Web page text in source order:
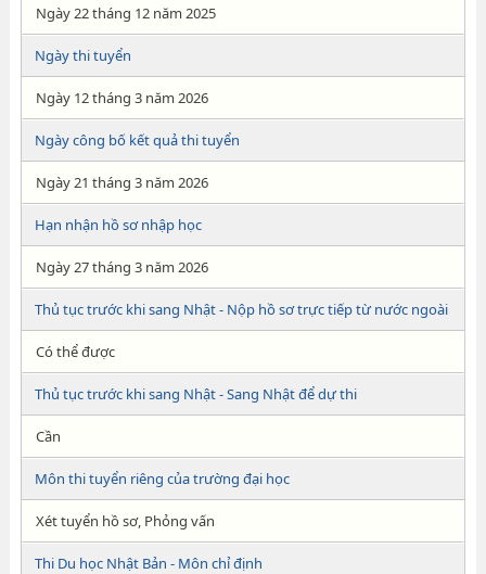
Ngày 22 tháng 12 năm 2025
Ngày thi tuyển
Ngày 12 tháng 3 năm 2026
Ngày công bố kết quả thi tuyển
Ngày 21 tháng 3 năm 2026
Hạn nhận hồ sơ nhập học
Ngày 27 tháng 3 năm 2026
Thủ tục trước khi sang Nhật - Nộp hồ sơ trực tiếp từ nước ngoài
Có thể được
Thủ tục trước khi sang Nhật - Sang Nhật để dự thi
Cần
Môn thi tuyển riêng của trường đại học
Xét tuyển hồ sơ, Phỏng vấn
Thi Du học Nhật Bản - Môn chỉ định